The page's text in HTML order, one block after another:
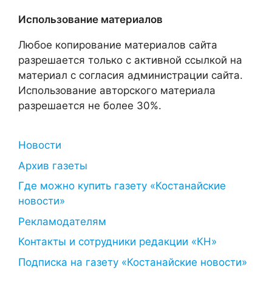
Использование материалов
Любое копирование материалов сайта
разрешается только с активной ссылкой на
материал с согласия администрации сайта.
Использование авторского материала
разрешается не более 30%.
Новости
Архив газеты
Где можно купить газету «Костанайские
новости»
Рекламодателям
Контакты и сотрудники редакции «КН»
Подписка на газету «Костанайские новости»